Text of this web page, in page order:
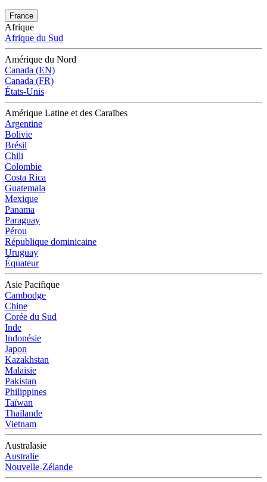
France
Afrique
Afrique du Sud
Amérique du Nord
Canada (EN)
Canada (FR)
États-Unis
Amérique Latine et des Caraïbes
Argentine
Bolivie
Brésil
Chili
Colombie
Costa Rica
Guatemala
Mexique
Panama
Paraguay
Pérou
République dominicaine
Uruguay
Équateur
Asie Pacifique
Cambodge
Chine
Corée du Sud
Inde
Indonésie
Japon
Kazakhstan
Malaisie
Pakistan
Philippines
Taïwan
Thaïlande
Vietnam
Australasie
Australie
Nouvelle-Zélande